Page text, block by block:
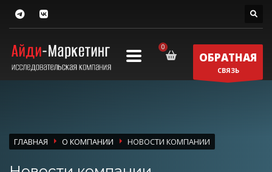
ОБРАТНАЯ
СВЯЗЬ
ГЛАВНАЯ О КОМПАНИИ НОВОСТИ КОМПАНИИ